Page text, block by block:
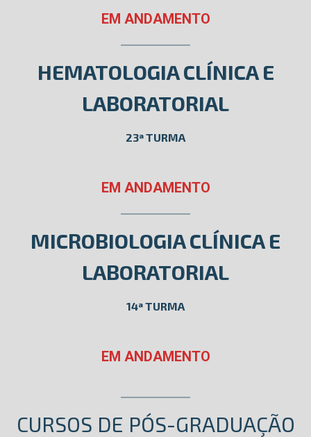
EM ANDAMENTO
HEMATOLOGIA CLÍNICA E
LABORATORIAL
23ª TURMA
EM ANDAMENTO
MICROBIOLOGIA CLÍNICA E
LABORATORIAL
14ª TURMA
EM ANDAMENTO
CURSOS DE PÓS-GRADUAÇÃO